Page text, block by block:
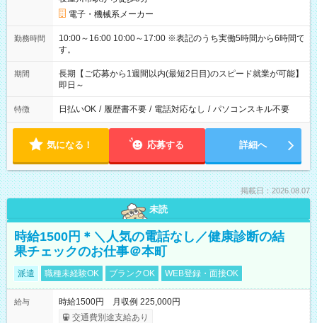
電子・機械系メーカー
勤務時間
10:00～16:00 10:00～17:00 ※表記のうち実働5時間から6時間で
す。
期間
長期【ご応募から1週間以内(最短2日目)のスピード就業が可能】
即日～
特徴 日払いOK / 履歴書不要 / 電話対応なし / パソコンスキル不要
気になる！ 応募する 詳細へ
掲載日：2026.08.07
未読
時給1500円＊＼人気の電話なし／健康診断の結
果チェックのお仕事＠本町
派遣 職種未経験OK ブランクOK WEB登録・面接OK
給与
時給1500円 月収例 225,000円
交通費別途支給あり